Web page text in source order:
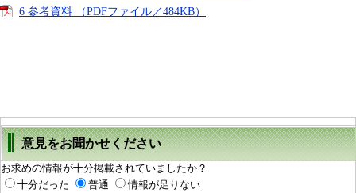
6 参考資料 （PDFファイル／484KB）
意見をお聞かせください
お求めの情報が十分掲載されていましたか？
十分だった
普通 情報が足りない